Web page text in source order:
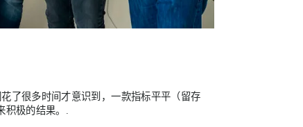
了很多时间才意识到，一款指标平平（留存
极的结果。.